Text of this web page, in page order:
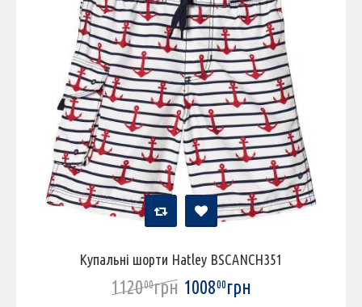
Купальні шорти Hatley BSCANCH351
112000грн 100800грн